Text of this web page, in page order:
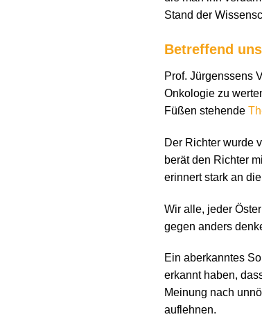
Stand der
Betreffend
Prof. Jürgenssens
Onkologie zu
Füßen stehende
Der Richter wurde
berät den Richter
erinnert stark an
Wir alle, jeder
gegen anders
Ein aberkanntes
erkannt haben,
Meinung nach
auflehnen.